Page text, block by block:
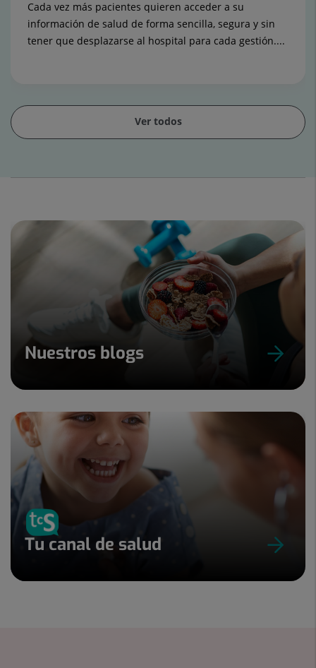
Cada vez más pacientes quieren acceder a su
información de salud de forma sencilla, segura y sin
tener que desplazarse al hospital para cada gestión....
Ver todos
1
Nuestros blogs
Tu canal de salud